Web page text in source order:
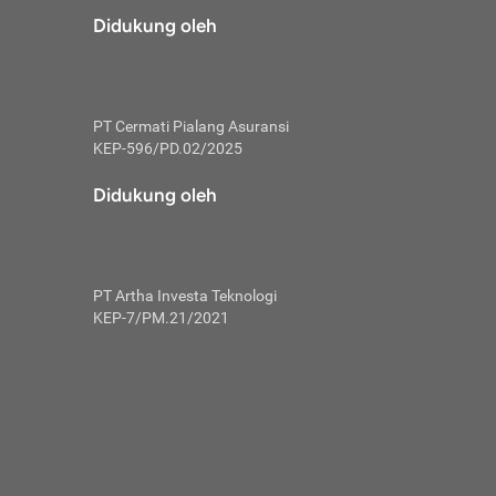
tidak
skor
Mulai
kembali ideal.
utang
Didukung oleh
PT Cermati Pialang Asuransi
KEP-596/PD.02/2025
Didukung oleh
PT Artha Investa Teknologi
KEP-7/PM.21/2021